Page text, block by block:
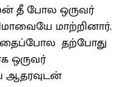
தீ போல ஒருவர்
மாற்றினார்.
தற்போது
ஒருவர்
ஆதரவுடன்